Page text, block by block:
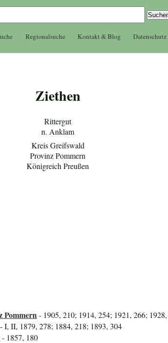
Regionalsuche Kontakt & Blog Datenschutz
Ziethen
Rittergut
n. Anklam
Kreis Greifswald
Provinz Pommern
Königreich Preußen
Pommern - 1905, 210; 1914, 254; 1921, 266;
- I, II, 1879, 278; 1884, 218; 1893, 304
- 1857, 180